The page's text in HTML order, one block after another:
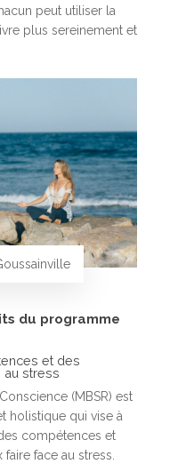
peut utiliser la
plus sereinement et
du programme
et des
au stress
(MBSR) est
holistique qui vise à
compétences et
face au stress.